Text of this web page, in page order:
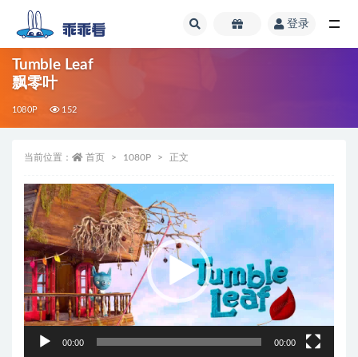
登录
Tumble Leaf
飘零叶
1080P 152
当前位置： 首页 1080P 正文
视
频
播
放
器
00:00 00:00